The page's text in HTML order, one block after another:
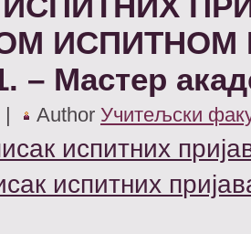
ИСПИТНОМ
– Мастер
| Author Учитељски
испитних
испитних